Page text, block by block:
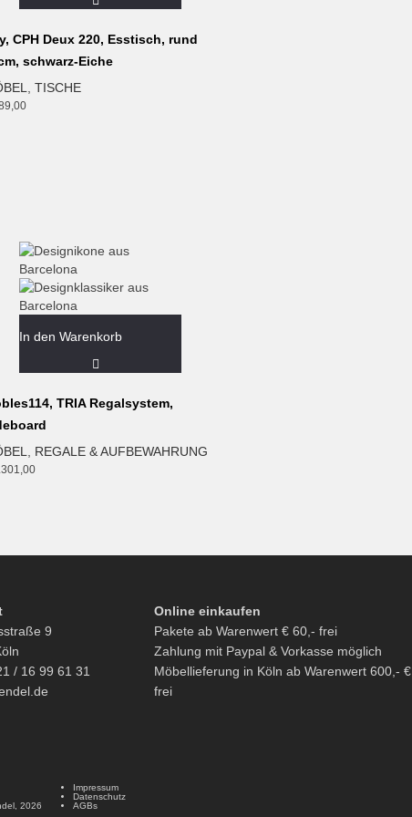
CPH Deux 220, Esstisch, rund
schwarz-Eiche
,TISCHE
In den Warenkorb
TRIA Regalsystem,
REGALE & AUFBEWAHRUNG
9
/ 16 99 61 31
Online einkaufen
Pakete ab Warenwert € 60,- frei
Zahlung mit Paypal & Vorkasse möglich
Möbellieferung in Köln ab Warenwert 600,- €
frei
2026
Impressum
Datenschutz
AGBs